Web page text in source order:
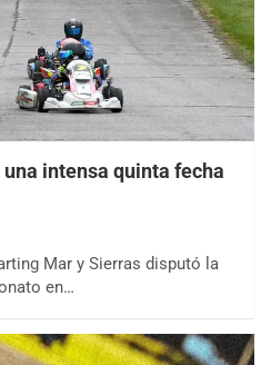
intensa quinta fecha
Mar y Sierras disputó la
en…